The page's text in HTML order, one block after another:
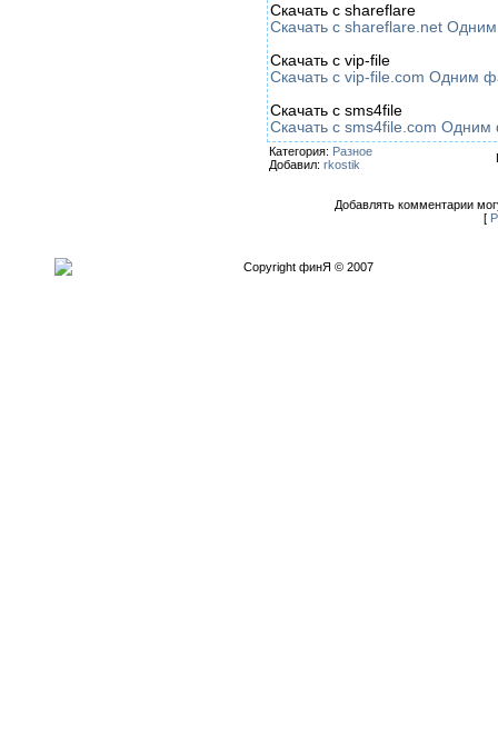
Скачать с shareflare
Скачать с shareflare.net
Скачать с vip-file
Скачать с vip-file.com Одним
Скачать с sms4file
Скачать с sms4file.com
Категория: Разное
Добавил: rkostik
Добавлять комментарии
[
Copyright финЯ © 2007